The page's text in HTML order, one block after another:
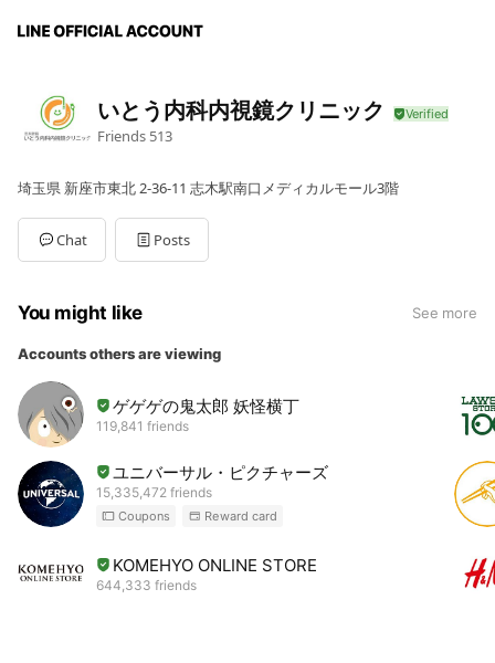
いとう内科内視鏡クリニック
Friends 513
埼玉県 新座市東北 2-36-11 志木駅南口メディカルモール3階
Chat Posts
You might like See more
Accounts others are viewing
ゲゲゲの鬼太郎 妖怪横丁
119,841 friends
ユニバーサル・ピクチャーズ
15,335,472 friends
Coupons Reward card
KOMEHYO ONLINE STORE
644,333 friends